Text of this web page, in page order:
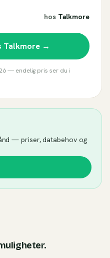
hos Talkmore
Talkmore→
— endelig pris ser du i
— priser, databehov og